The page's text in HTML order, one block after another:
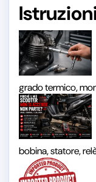
grado termico,
bobina, statore,